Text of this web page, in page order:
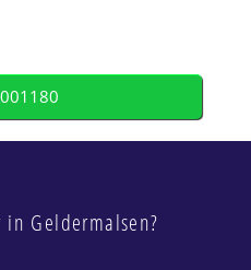
in Geldermalsen?